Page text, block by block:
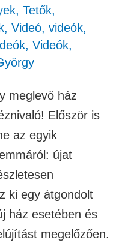
, Tetők,
, Videó, videók,
, Videók,
meglevő ház
Először is
az egyik
újat
ki egy átgondolt
ház esetében és
megelőzően.